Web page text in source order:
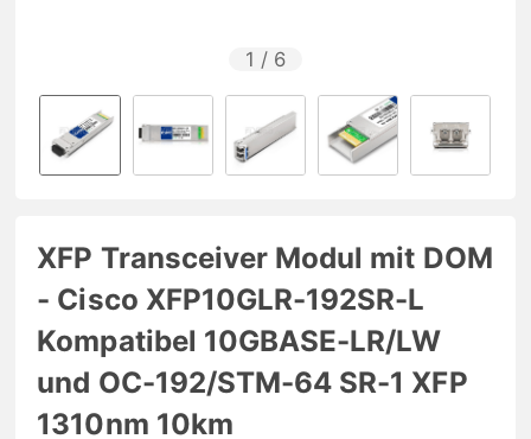
1 / 6
XFP Transceiver Modul mit DOM
- Cisco XFP10GLR-192SR-L
Kompatibel 10GBASE-LR/LW
und OC-192/STM-64 SR-1 XFP
1310nm 10km